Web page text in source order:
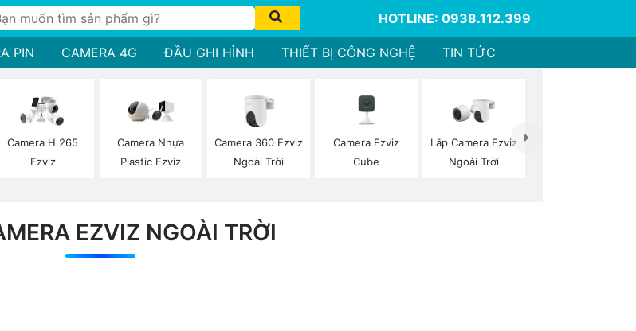
HOTLINE: 0938.112.399
PIN CAMERA 4G ĐẦU GHI HÌNH THIẾT BỊ CÔNG NGHỆ TIN TỨC
Camera H.265
Ezviz
Camera Nhựa
Plastic Ezviz
Camera 360 Ezviz
Ngoài Trời
Camera Ezviz
Cube
Lắp Camera Ezviz
Ngoài Trời
EZVIZ NGOÀI TRỜI